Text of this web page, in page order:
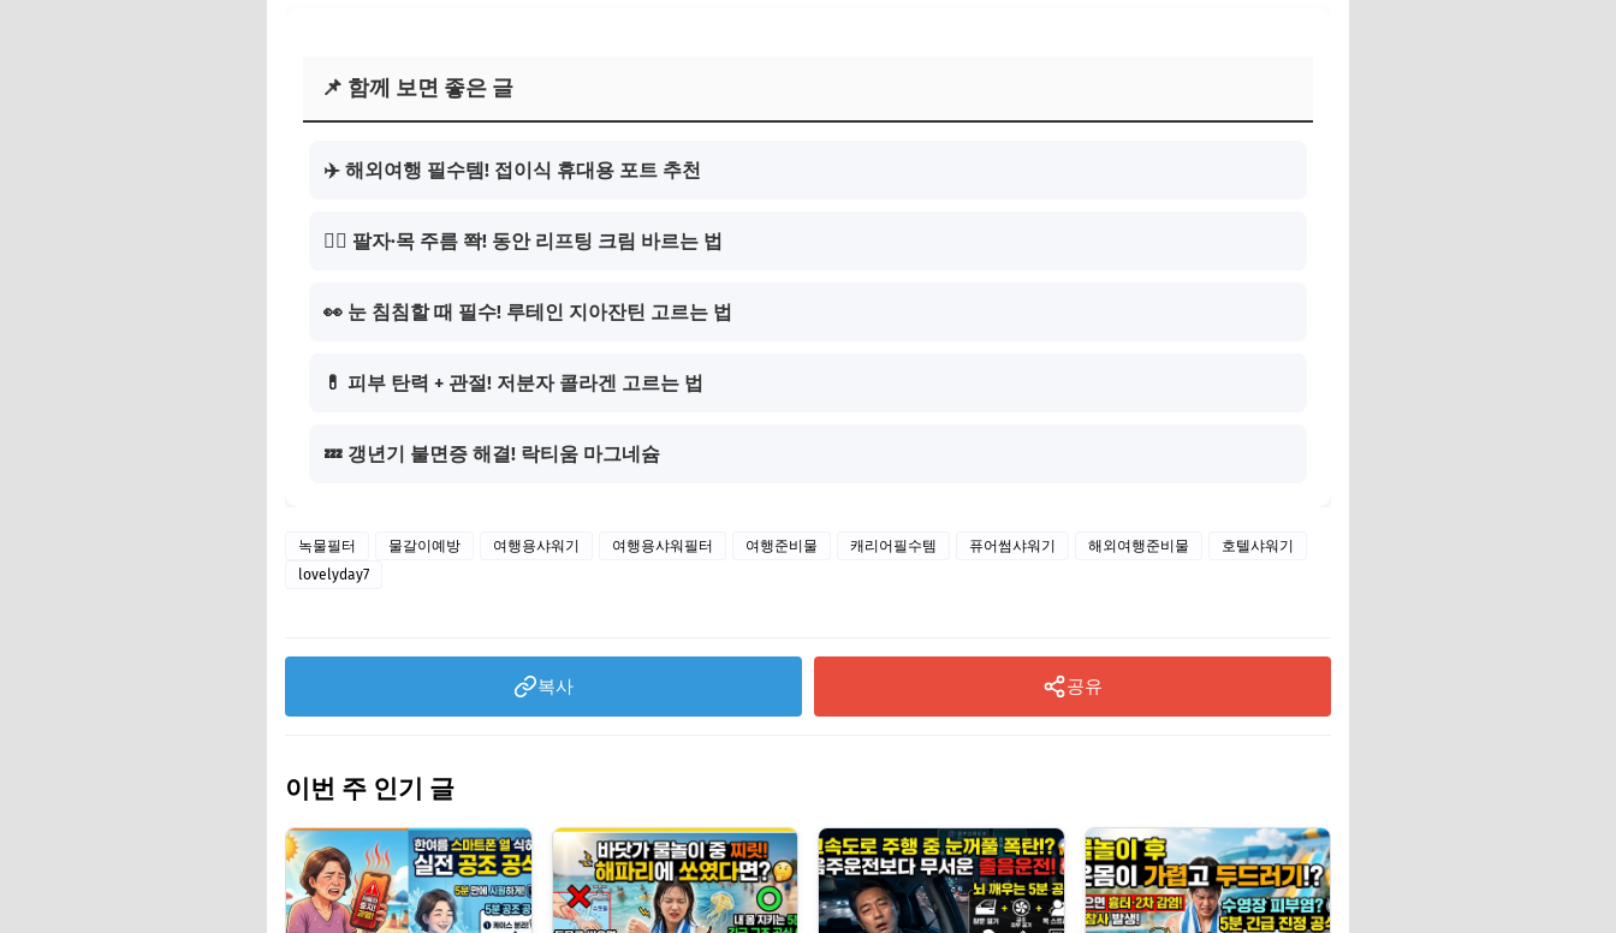
📌 함께 보면 좋은 글
✈️ 해외여행 필수템! 접이식 휴대용 포트 추천
💆‍♀️ 팔자·목 주름 쫙! 동안 리프팅 크림 바르는 법
👀 눈 침침할 때 필수! 루테인 지아잔틴 고르는 법
💊 피부 탄력 + 관절! 저분자 콜라겐 고르는 법
💤 갱년기 불면증 해결! 락티움 마그네슘
녹물필터 물갈이예방 여행용샤워기 여행용샤워필터 여행준비물 캐리어필수템 퓨어썸샤워기 해외여행준비물
호텔샤워기
lovelyday7
복사 공유
이번 주 인기 글